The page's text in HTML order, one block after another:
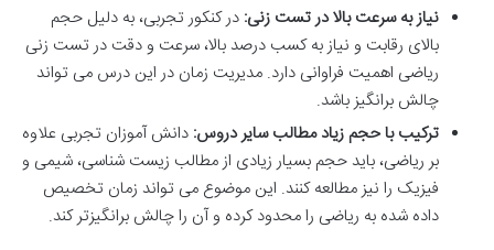
نیاز به سرعت بالا در تست زنی: در کنکور تجربی، به دلیل حجم
بالای رقابت و نیاز به کسب درصد بالا، سرعت و دقت در تست زنی
ریاضی اهمیت فراوانی دارد. مدیریت زمان در این درس می تواند
چالش برانگیز باشد.
ترکیب با حجم زیاد مطالب سایر دروس: دانش آموزان تجربی علاوه
بر ریاضی، باید حجم بسیار زیادی از مطالب زیست شناسی، شیمی و
فیزیک را نیز مطالعه کنند. این موضوع می تواند زمان تخصیص
داده شده به ریاضی را محدود کرده و آن را چالش برانگیزتر کند.